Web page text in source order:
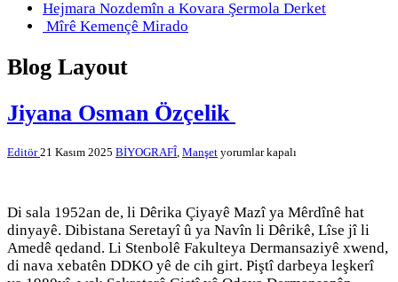
Hejmara Nozdemîn a Kovara Şermola Derket
Mîrê Kemençê Mirado
Blog Layout
Jiyana Osman Özçelik
Editör21 Kasım 2025 BİYOGRAFÎ Manşet Jiyana
yorumlar kapalı
Di sala 1952an de, li Dêrika Çiyayê Mazî ya Mêrdînê hat
dinyayê. Dibistana Seretayî û ya Navîn li Dêrikê, Lîse jî li
Amedê qedand. Li Stenbolê Fakulteya Dermansaziyê xwend,
di nava xebatên DDKO yê de cih girt. Piştî darbeya leşkerî